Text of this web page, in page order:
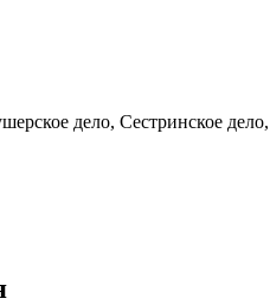
дело, Сестринское